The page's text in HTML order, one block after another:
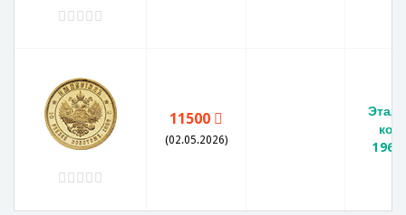
11500
(02.05.2026)
1966